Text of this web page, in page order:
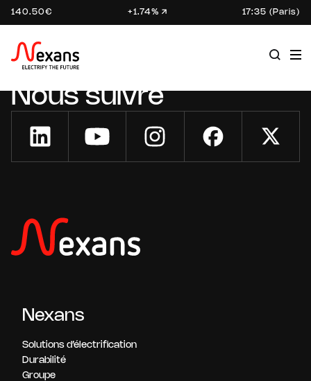
140.50€ +1.74% 17:35 (Paris)
Nous suivre
Nexans
Solutions d’électrification
Durabilité
Groupe